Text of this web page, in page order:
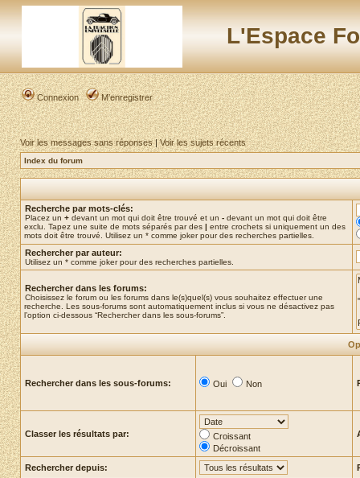
L'Espace
Connexion M’enregistrer
Voir les messages sans réponses|Voir les sujets récents
Index du forum
Recherche par mots-clés:
Placez un + devant un mot qui doit être trouvé et un - devant un mot qui doit être
exclu. Tapez une suite de mots séparés par des | entre crochets si uniquement un des
mots doit être trouvé. Utilisez un * comme joker pour des recherches partielles.
Rechercher par auteur:
Utilisez un * comme joker pour des recherches partielles.
Rechercher dans les forums:
Choisissez le forum ou les forums dans le(s)quel(s) vous souhaitez effectuer une
recherche. Les sous-forums sont automatiquement inclus si vous ne désactivez pas
l’option ci-dessous “Rechercher dans les sous-forums”.
Rechercher dans les sous-forums: Oui Non
Classer les résultats par:
Croissant
Décroissant
Rechercher depuis: